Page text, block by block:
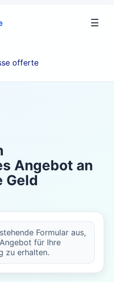
☰
offerte
Angebot an
Geld
Formular aus,
für Ihre
zu erhalten.